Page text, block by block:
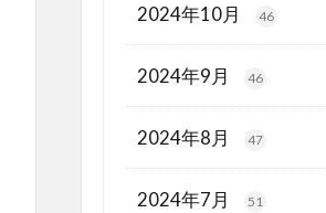
2024年10月 46
2024年9月 46
2024年8月 47
2024年7月 51